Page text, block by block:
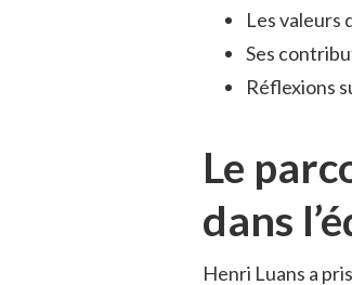
Les valeurs
Ses
Réflexions
Le
dans
Henri Luans a